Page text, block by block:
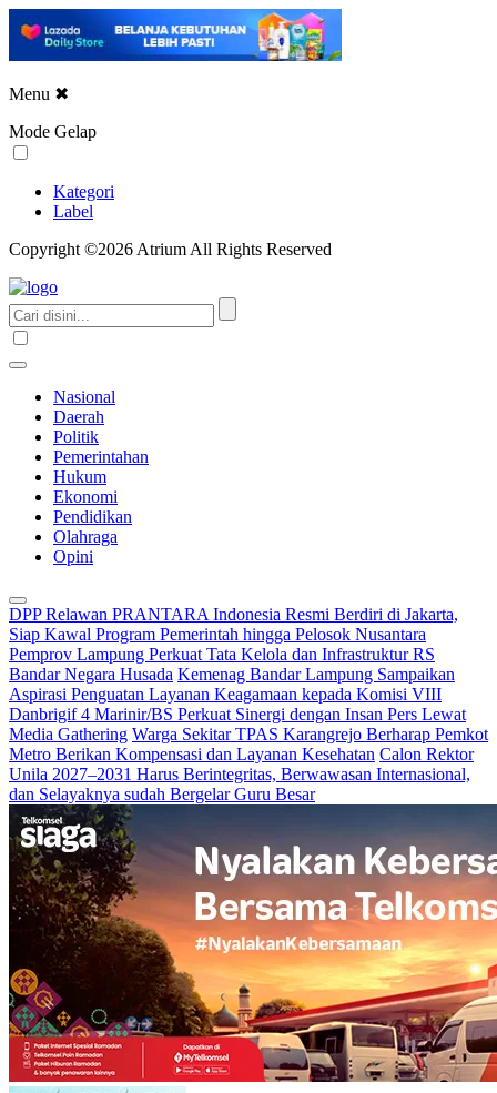
Menu ✖
Mode Gelap
Kategori
Label
Copyright ©2026 Atrium All Rights Reserved
Nasional
Daerah
Politik
Pemerintahan
Hukum
Ekonomi
Pendidikan
Olahraga
Opini
DPP Relawan PRANTARA Indonesia Resmi Berdiri di Jakarta,
Siap Kawal Program Pemerintah hingga Pelosok Nusantara
Pemprov Lampung Perkuat Tata Kelola dan Infrastruktur RS
Bandar Negara Husada Kemenag Bandar Lampung Sampaikan
Aspirasi Penguatan Layanan Keagamaan kepada Komisi VIII
Danbrigif 4 Marinir/BS Perkuat Sinergi dengan Insan Pers Lewat
Media Gathering Warga Sekitar TPAS Karangrejo Berharap Pemkot
Metro Berikan Kompensasi dan Layanan Kesehatan Calon Rektor
Unila 2027–2031 Harus Berintegritas, Berwawasan Internasional,
dan Selayaknya sudah Bergelar Guru Besar